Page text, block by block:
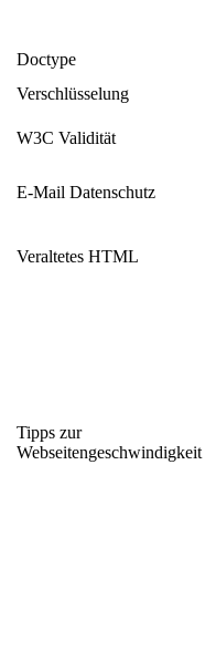
Doctype
Verschlüsselung
W3C Validität
E-Mail Datenschutz
Veraltetes HTML
Tipps zur
Webseitengeschwindigkeit